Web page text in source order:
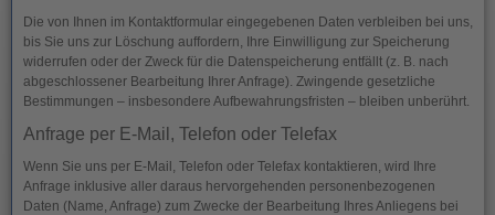
Die von Ihnen im Kontaktformular eingegebenen Daten verbleiben bei uns,
bis Sie uns zur Löschung auffordern, Ihre Einwilligung zur Speicherung
widerrufen oder der Zweck für die Datenspeicherung entfällt (z. B. nach
abgeschlossener Bearbeitung Ihrer Anfrage). Zwingende gesetzliche
Bestimmungen – insbesondere Aufbewahrungsfristen – bleiben unberührt.
Anfrage per E-Mail, Telefon oder Telefax
Wenn Sie uns per E-Mail, Telefon oder Telefax kontaktieren, wird Ihre
Anfrage inklusive aller daraus hervorgehenden personenbezogenen
Daten (Name, Anfrage) zum Zwecke der Bearbeitung Ihres Anliegens bei